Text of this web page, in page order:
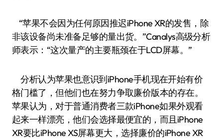
“苹果不会因为任何原因推迟iPhone XR的发售，除
非该设备尚未准备足够的量出货。”Canalys高级分析
师表示：“这次量产的主要瓶颈在于LCD屏幕。”
分析认为苹果也意识到iPhone手机现在开始有价
格门槛了，但他们也在努力争取廉价版本的存在。
苹果认为，对于普通消费者三款iPhone如果外观看
起来一样漂亮，他们会选择最便宜的，而且iPhone
XR要比iPhone XS屏幕更大，选择廉价的iPhone XR